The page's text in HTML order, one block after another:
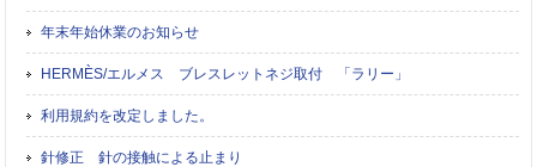
年末年始休業のお知らせ
HERMÈS/エルメス ブレスレットネジ取付 「ラリー」
利用規約を改定しました。
針修正 針の接触による止まり